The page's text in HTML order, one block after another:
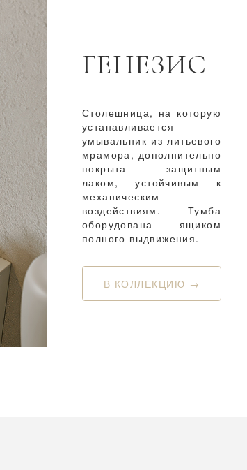
ГЕНЕЗИС
Столешница, на которую
устанавливается
умывальник из литьевого
мрамора, дополнительно
покрыта защитным
лаком, устойчивым к
механическим
воздействиям. Тумба
оборудована ящиком
полного выдвижения.
В КОЛЛЕКЦИЮ →